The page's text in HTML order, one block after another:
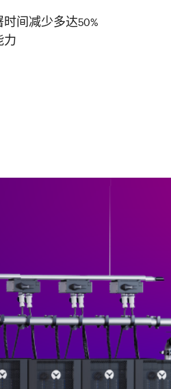
间减少多达50%
力